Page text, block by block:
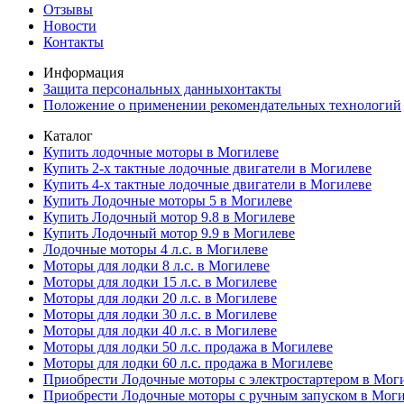
Отзывы
Новости
Контакты
Информация
Защита персональных данныхонтакты
Положение о применении рекомендательных технологий
Каталог
Купить лодочные моторы в Могилеве
Купить 2-х тактные лодочные двигатели в Могилеве
Купить 4-х тактные лодочные двигатели в Могилеве
Купить Лодочные моторы 5 в Могилеве
Купить Лодочный мотор 9.8 в Могилеве
Купить Лодочный мотор 9.9 в Могилеве
Лодочные моторы 4 л.с. в Могилеве
Моторы для лодки 8 л.с. в Могилеве
Моторы для лодки 15 л.с. в Могилеве
Моторы для лодки 20 л.с. в Могилеве
Моторы для лодки 30 л.с. в Могилеве
Моторы для лодки 40 л.с. в Могилеве
Моторы для лодки 50 л.с. продажа в Могилеве
Моторы для лодки 60 л.с. продажа в Могилеве
Приобрести Лодочные моторы с электростартером в
Приобрести Лодочные моторы с ручным запуском в